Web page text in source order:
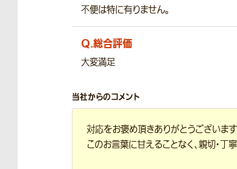
不便は特に有りません。
Q.総合評価
大変満足
当社からのコメント
対応をお褒め頂きありがとうございます
このお言葉に甘えることなく、親切・丁